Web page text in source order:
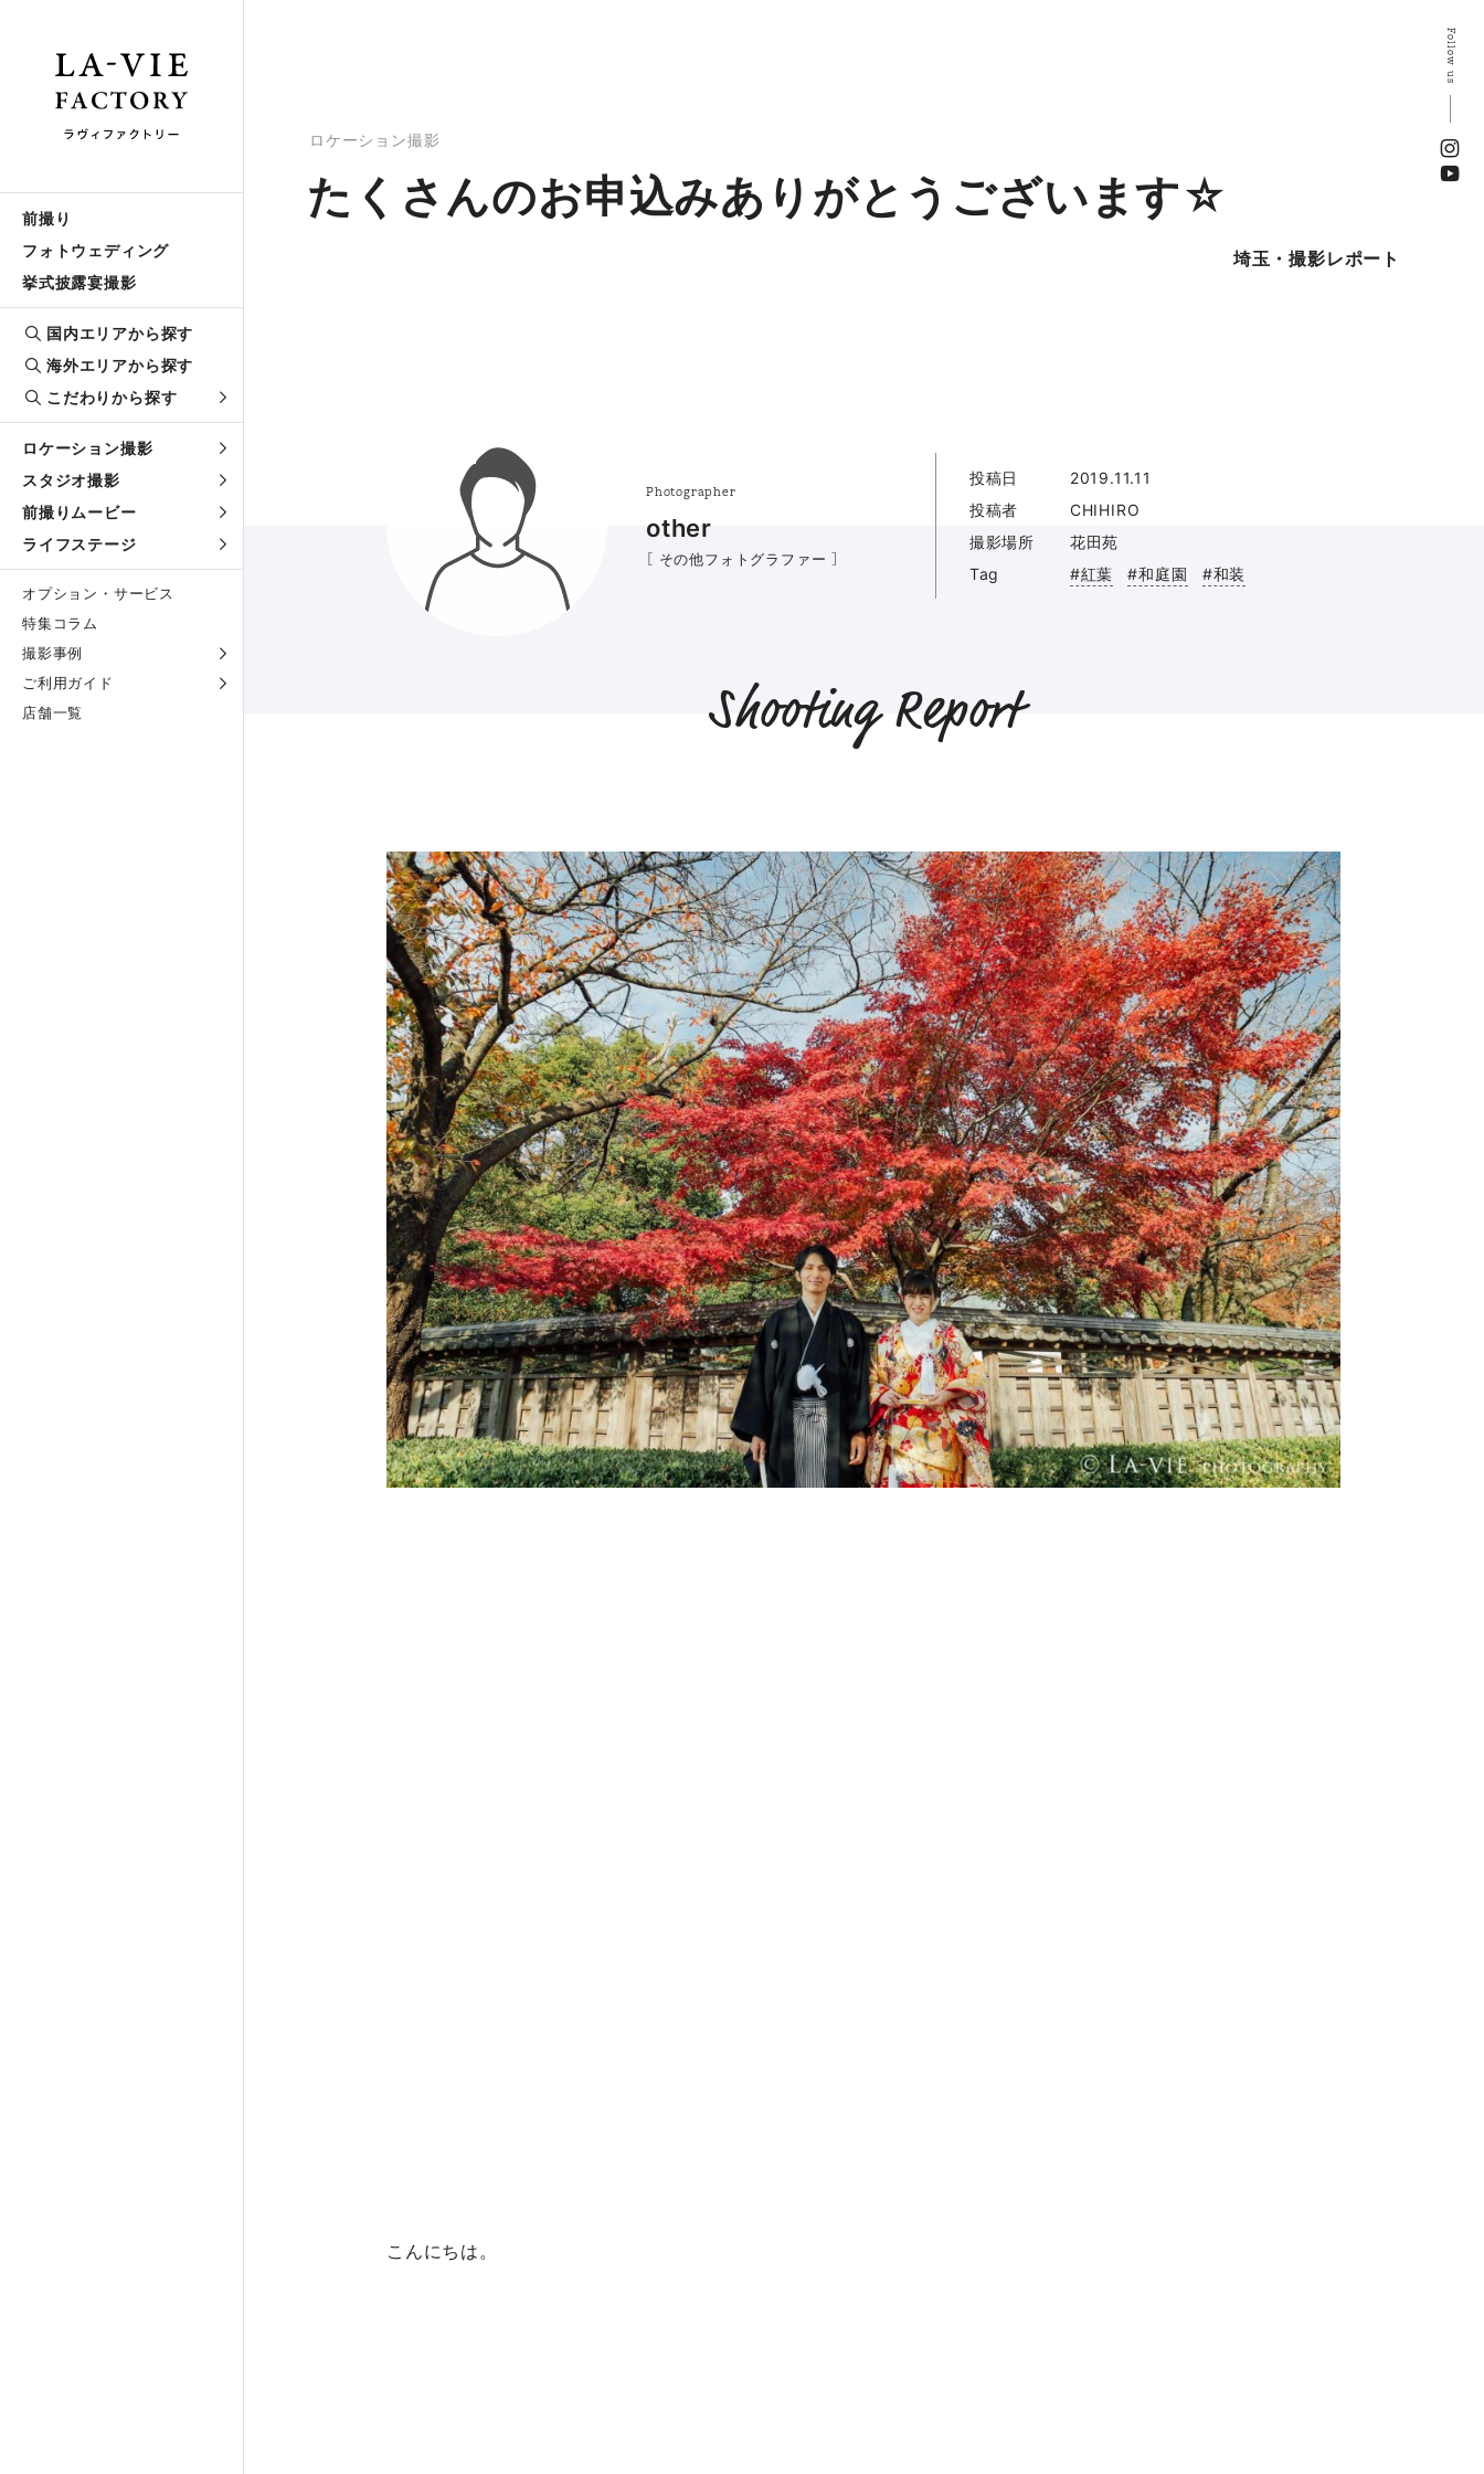
前撮り
フォトウェディング
挙式披露宴撮影
国内エリアから探す
海外エリアから探す
こだわりから探す
ロケーション撮影
スタジオ撮影
前撮りムービー
ライフステージ
オプション・サービス
特集コラム
撮影事例
ご利用ガイド
店舗一覧
ロケーション撮影
たくさんのお申込みありがとうございます☆
埼玉・撮影レポート
Follow us
Photographer
other
［ その他フォトグラファー ］
投稿日
2019.11.11
投稿者
CHIHIRO
撮影場所
花田苑
Tag
#紅葉 #和庭園 #和装
Shooting Report
こんにちは。